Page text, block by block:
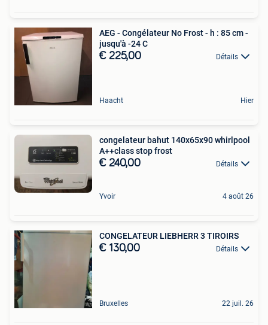
AEG - Congélateur No Frost - h : 85 cm -
jusqu'à -24 C
€ 225,00 Détails
Haacht Hier
congelateur bahut 140x65x90 whirlpool
A++class stop frost
€ 240,00 Détails
Yvoir 4 août 26
CONGELATEUR LIEBHERR 3 TIROIRS
€ 130,00 Détails
Bruxelles 22 juil. 26